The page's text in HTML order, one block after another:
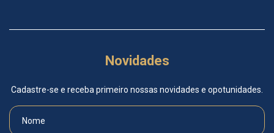
Novidades
Cadastre-se e receba primeiro nossas novidades e opotunidades.